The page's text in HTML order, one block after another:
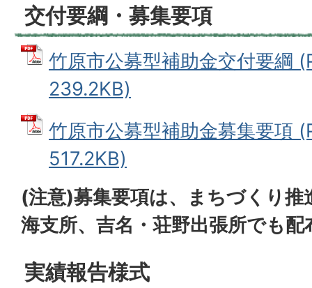
交付要綱・募集要項
竹原市公募型補助金交付要綱
239.2KB)
竹原市公募型補助金募集要項
517.2KB)
(注意)募集要項は、まちづくり推
海支所、吉名・荘野出張所でも
実績報告様式